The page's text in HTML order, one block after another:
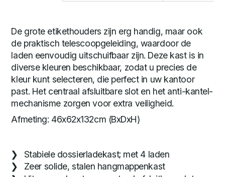
De grote etikethouders zijn erg handig, maar ook
de praktisch telescoopgeleiding, waardoor de
laden eenvoudig uitschuifbaar zijn. Deze kast is in
diverse kleuren beschikbaar, zodat u precies de
kleur kunt selecteren, die perfect in uw kantoor
past. Het centraal afsluitbare slot en het anti-kantel-
mechanisme zorgen voor extra veiligheid.
Afmeting: 46x62x132cm (BxDxH)
Stabiele dossierladekast; met 4 laden
Zeer solide, stalen hangmappenkast